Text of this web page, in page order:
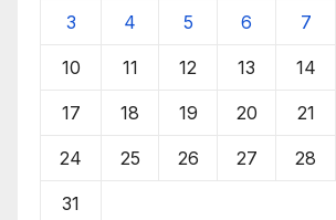
3 4 5 6 7
10 11 12 13 14
17 18 19 20 21
24 25 26 27 28
31